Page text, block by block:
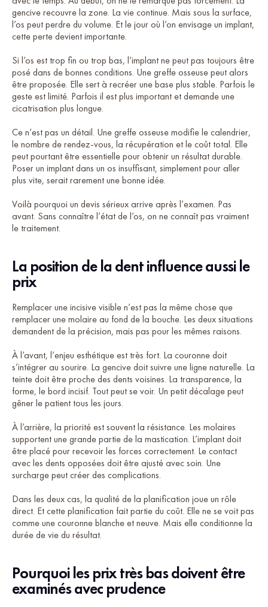
gencive recouvre la zone. La vie continue. Mais sous la surface,
l’os peut perdre du volume. Et le jour où l’on envisage un implant,
cette perte devient importante.
Si l’os est trop fin ou trop bas, l’implant ne peut pas toujours être
posé dans de bonnes conditions. Une greffe osseuse peut alors
être proposée. Elle sert à recréer une base plus stable. Parfois le
geste est limité. Parfois il est plus important et demande une
cicatrisation plus longue.
Ce n’est pas un détail. Une greffe osseuse modifie le calendrier,
le nombre de rendez-vous, la récupération et le coût total. Elle
peut pourtant être essentielle pour obtenir un résultat durable.
Poser un implant dans un os insuffisant, simplement pour aller
plus vite, serait rarement une bonne idée.
Voilà pourquoi un devis sérieux arrive après l’examen. Pas
avant. Sans connaître l’état de l’os, on ne connaît pas vraiment
le traitement.
La position de la dent influence aussi le
prix
Remplacer une incisive visible n’est pas la même chose que
remplacer une molaire au fond de la bouche. Les deux situations
demandent de la précision, mais pas pour les mêmes raisons.
À l’avant, l’enjeu esthétique est très fort. La couronne doit
s’intégrer au sourire. La gencive doit suivre une ligne naturelle. La
teinte doit être proche des dents voisines. La transparence, la
forme, le bord incisif. Tout peut se voir. Un petit décalage peut
gêner le patient tous les jours.
À l’arrière, la priorité est souvent la résistance. Les molaires
supportent une grande partie de la mastication. L’implant doit
être placé pour recevoir les forces correctement. Le contact
avec les dents opposées doit être ajusté avec soin. Une
surcharge peut créer des complications.
Dans les deux cas, la qualité de la planification joue un rôle
direct. Et cette planification fait partie du coût. Elle ne se voit pas
comme une couronne blanche et neuve. Mais elle conditionne la
durée de vie du résultat.
Pourquoi les prix très bas doivent être
examinés avec prudence